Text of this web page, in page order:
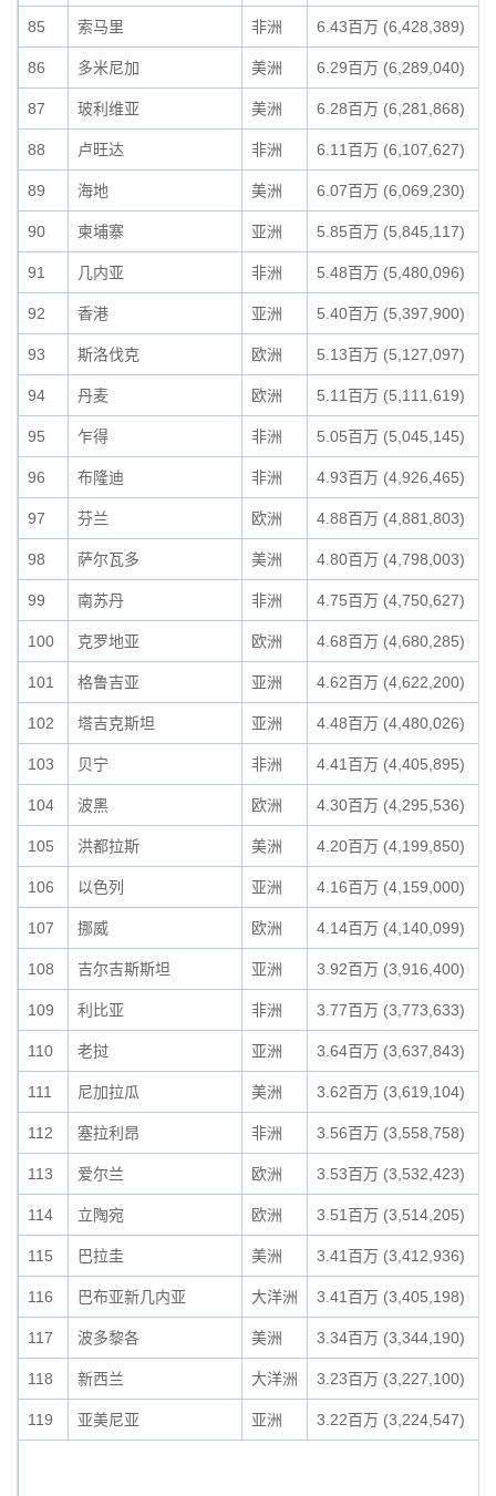
85 索马里 非洲 6.43百万 (6,428,389)
86 多米尼加 美洲 6.29百万 (6,289,040)
87 玻利维亚 美洲 6.28百万 (6,281,868)
88 卢旺达 非洲 6.11百万 (6,107,627)
89 海地 美洲 6.07百万 (6,069,230)
90 柬埔寨 亚洲 5.85百万 (5,845,117)
91 几内亚 非洲 5.48百万 (5,480,096)
92 香港 亚洲 5.40百万 (5,397,900)
93 斯洛伐克 欧洲 5.13百万 (5,127,097)
94 丹麦 欧洲 5.11百万 (5,111,619)
95 乍得 非洲 5.05百万 (5,045,145)
96 布隆迪 非洲 4.93百万 (4,926,465)
97 芬兰 欧洲 4.88百万 (4,881,803)
98 萨尔瓦多 美洲 4.80百万 (4,798,003)
99 南苏丹 非洲 4.75百万 (4,750,627)
100 克罗地亚 欧洲 4.68百万 (4,680,285)
101 格鲁吉亚 亚洲 4.62百万 (4,622,200)
102 塔吉克斯坦 亚洲 4.48百万 (4,480,026)
103 贝宁 非洲 4.41百万 (4,405,895)
104 波黑 欧洲 4.30百万 (4,295,536)
105 洪都拉斯 美洲 4.20百万 (4,199,850)
106 以色列 亚洲 4.16百万 (4,159,000)
107 挪威 欧洲 4.14百万 (4,140,099)
108 吉尔吉斯斯坦 亚洲 3.92百万 (3,916,400)
109 利比亚 非洲 3.77百万 (3,773,633)
110 老挝 亚洲 3.64百万 (3,637,843)
111 尼加拉瓜 美洲 3.62百万 (3,619,104)
112 塞拉利昂 非洲 3.56百万 (3,558,758)
113 爱尔兰 欧洲 3.53百万 (3,532,423)
114 立陶宛 欧洲 3.51百万 (3,514,205)
115 巴拉圭 美洲 3.41百万 (3,412,936)
116 巴布亚新几内亚 大洋洲 3.41百万 (3,405,198)
117 波多黎各 美洲 3.34百万 (3,344,190)
118 新西兰 大洋洲 3.23百万 (3,227,100)
119 亚美尼亚 亚洲 3.22百万 (3,224,547)